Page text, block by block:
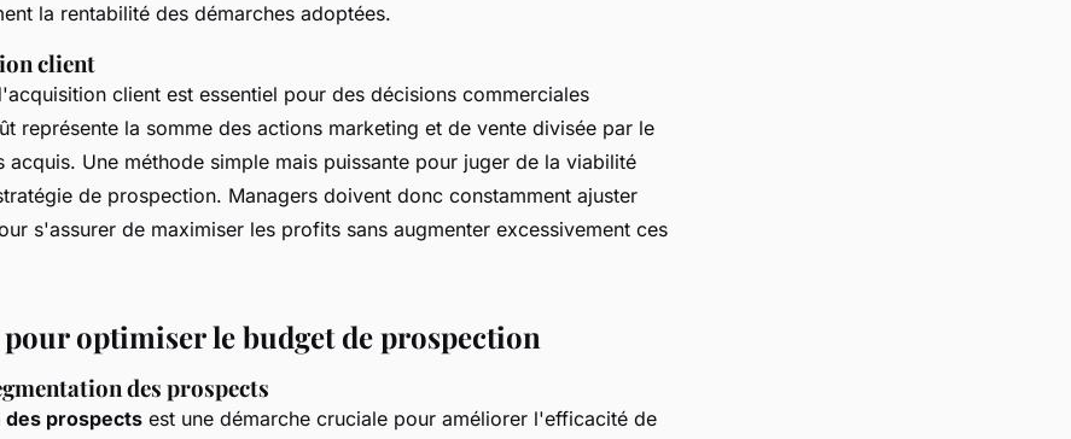
la rentabilité des démarches adoptées.
client
client est essentiel pour des décisions commerciales
représente la somme des actions marketing et de vente divisée par le
acquis. Une méthode simple mais puissante pour juger de la viabilité
de prospection. Managers doivent donc constamment ajuster
s'assurer de maximiser les profits sans augmenter excessivement ces
optimiser le budget de prospection
des prospects
prospects est une démarche cruciale pour améliorer l'efficacité de